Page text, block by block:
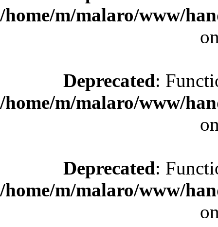
/home/m/malaro/www/
Deprecated:
/home/m/malaro/www/
Deprecated:
/home/m/malaro/www/